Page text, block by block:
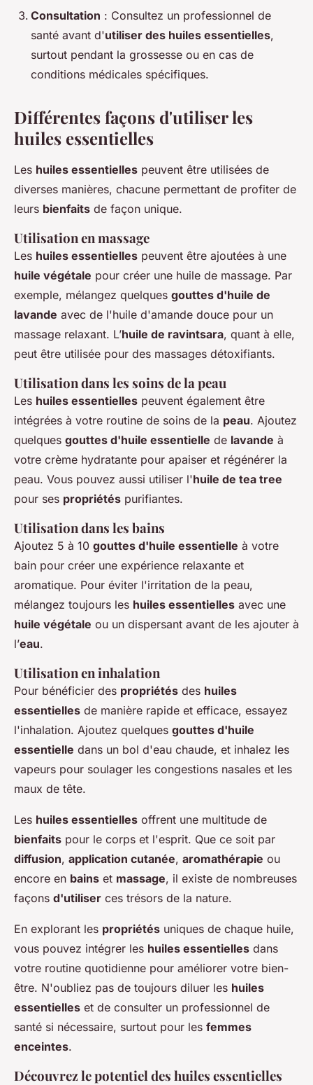
Consultation : Consultez un professionnel de
santé avant d'utiliser des huiles essentielles,
surtout pendant la grossesse ou en cas de
conditions médicales spécifiques.
Différentes façons d'utiliser les
huiles essentielles
Les huiles essentielles peuvent être utilisées de
diverses manières, chacune permettant de profiter de
leurs bienfaits de façon unique.
Utilisation en massage
Les huiles essentielles peuvent être ajoutées à une
huile végétale pour créer une huile de massage. Par
exemple, mélangez quelques gouttes d'huile de
lavande avec de l'huile d'amande douce pour un
massage relaxant. L’huile de ravintsara, quant à elle,
peut être utilisée pour des massages détoxifiants.
Utilisation dans les soins de la peau
Les huiles essentielles peuvent également être
intégrées à votre routine de soins de la peau. Ajoutez
quelques gouttes d'huile essentielle de lavande à
votre crème hydratante pour apaiser et régénérer la
peau. Vous pouvez aussi utiliser l'huile de tea tree
pour ses propriétés purifiantes.
Utilisation dans les bains
Ajoutez 5 à 10 gouttes d'huile essentielle à votre
bain pour créer une expérience relaxante et
aromatique. Pour éviter l'irritation de la peau,
mélangez toujours les huiles essentielles avec une
huile végétale ou un dispersant avant de les ajouter à
l’eau.
Utilisation en inhalation
Pour bénéficier des propriétés des huiles
essentielles de manière rapide et efficace, essayez
l'inhalation. Ajoutez quelques gouttes d'huile
essentielle dans un bol d'eau chaude, et inhalez les
vapeurs pour soulager les congestions nasales et les
maux de tête.
Les huiles essentielles offrent une multitude de
bienfaits pour le corps et l'esprit. Que ce soit par
diffusion, application cutanée, aromathérapie ou
encore en bains et massage, il existe de nombreuses
façons d'utiliser ces trésors de la nature.
En explorant les propriétés uniques de chaque huile,
vous pouvez intégrer les huiles essentielles dans
votre routine quotidienne pour améliorer votre bien-
être. N'oubliez pas de toujours diluer les huiles
essentielles et de consulter un professionnel de
santé si nécessaire, surtout pour les femmes
enceintes.
Découvrez le potentiel des huiles essentielles